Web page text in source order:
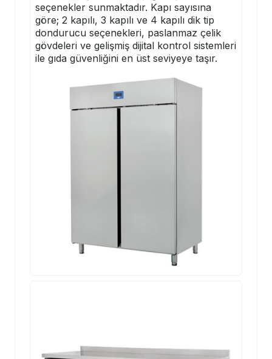
seçenekler sunmaktadır. Kapı sayısına
göre; 2 kapılı, 3 kapılı ve 4 kapılı dik tip
dondurucu seçenekleri, paslanmaz çelik
gövdeleri ve gelişmiş dijital kontrol sistemleri
ile gıda güvenliğini en üst seviyeye taşır.